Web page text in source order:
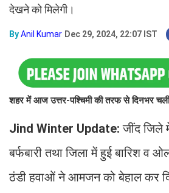
देखने को मिलेगी।
ByAnil Kumar Dec 29, 2024, 22:07 IST
शहर में आज उत्तर-पश्चिमी की तरफ से दिनभर चली
Jind Winter Update:जींद जिले
बर्फबारी तथा जिला में हुई बारिश व
ठंडी हवाओं ने आमजन को बेहाल कर